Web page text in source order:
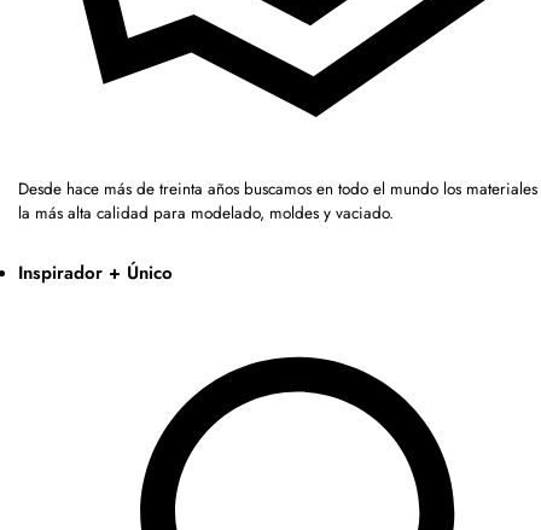
Desde hace más de treinta años buscamos en todo el mundo los
la más alta calidad para modelado, moldes y vaciado.
Inspirador + Único